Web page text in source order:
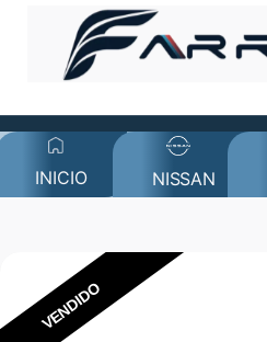
INICIO NISSAN
VENDIDO